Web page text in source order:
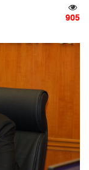
905